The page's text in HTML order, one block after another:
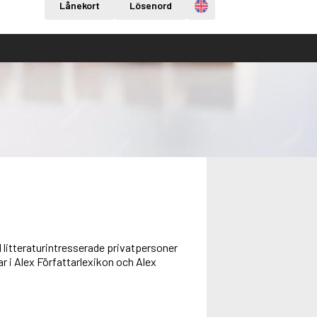
Lånekort Lösenord Engelska
litteraturintresserade privatpersoner
i Alex Författarlexikon och Alex